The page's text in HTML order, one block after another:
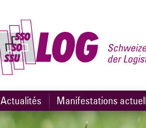
Actualités Manifestations